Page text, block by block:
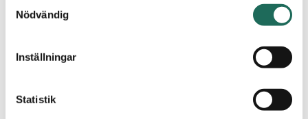
Nödvändig
Inställningar
Statistik
Hur laddar jag ett presentkort?
Varför finns inte alla butiker med?
Vad händer om jag vill lämna tillbaka